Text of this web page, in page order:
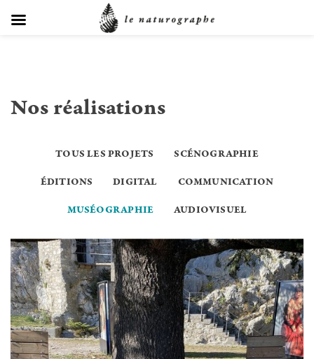
content
Nos réalisations
TOUS LES PROJETS
AUDIOVISUEL
COMMUNICATION
DIGITAL
ÉDITIONS
MUSÉOGRAPHIE
SCÉNOGRAPHIE